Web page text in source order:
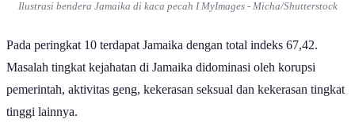
Ilustrasi bendera Jamaika di kaca pecah I MyImages - Micha/Shutterstock
Pada peringkat 10 terdapat Jamaika dengan total indeks 67,42.
Masalah tingkat kejahatan di Jamaika didominasi oleh korupsi
pemerintah, aktivitas geng, kekerasan seksual dan kekerasan tingkat
tinggi lainnya.